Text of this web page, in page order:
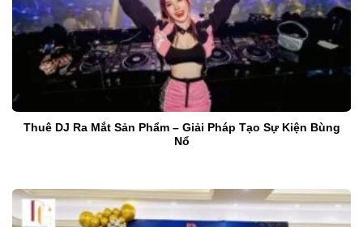
Thuê DJ Ra Mắt Sản Phẩm – Giải Pháp Tạo Sự Kiện Bùng
Nổ